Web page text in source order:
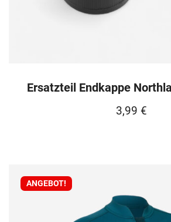
Ersatzteil Endkappe
3,99 €
ANGEBOT!